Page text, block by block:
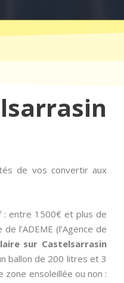
de vos convertir aux
: entre 1500€ et plus de
l’ADEME (l’Agence de
sur Castelsarrasin
ballon de 200 litres et 3
zone ensoleillée ou non :